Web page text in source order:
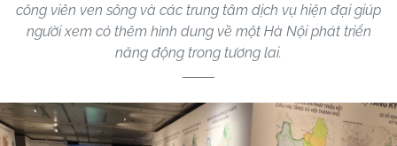
công viên ven sông và các trung tâm dịch vụ hiện đại giúp
người xem có thêm hình dung về một Hà Nội phát triển
năng động trong tương lai.